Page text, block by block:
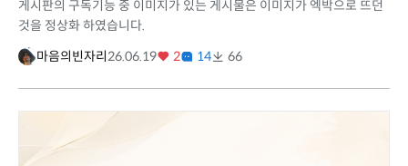
게시판의 구독기능 중 이미지가 있는 게시물은 이미지가 엑박으로 뜨던
것을 정상화 하였습니다.
마음의빈자리26.06.19 2 14 66